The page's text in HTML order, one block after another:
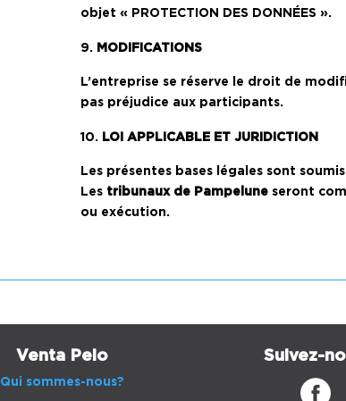
objet « PROTECTION DES DONNÉES ».
MODIFICATIONS
L’entreprise se réserve le droit de
pas préjudice aux participants.
LOI APPLICABLE ET JURIDICTION
Les présentes bases légales sont
Les tribunaux de Pampelune seront
ou exécution.
Venta Peio
Qui sommes-nous?
Suivez-